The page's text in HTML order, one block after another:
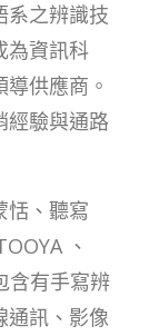
系之辨識技
為資訊科
供應商。
經驗與通路
恬、聽寫
、
含有手寫辨
通訊、影像